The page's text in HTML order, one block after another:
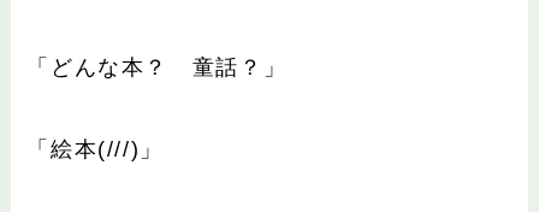
「どんな本？ 童話？」
「絵本(///)」